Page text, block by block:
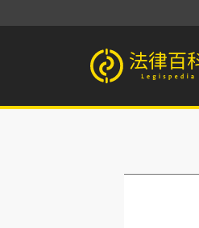
法律百科